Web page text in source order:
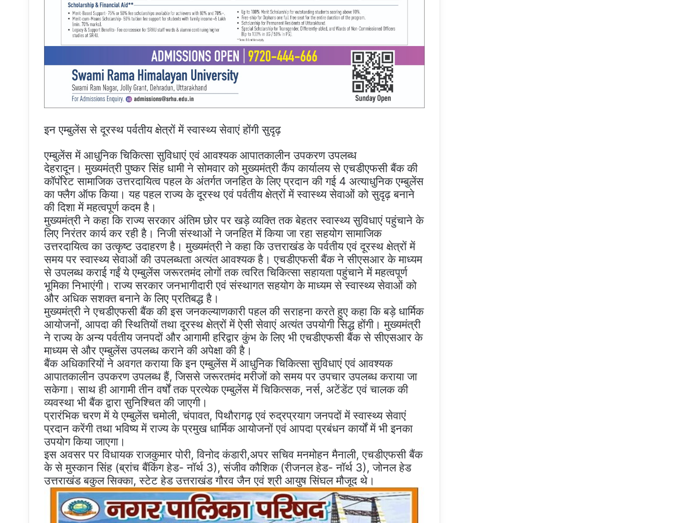
इन एम्बुलेंस से दूरस्थ पर्वतीय क्षेत्रों में स्वास्थ्य सेवाएं होंगी सुदृढ़
एम्बुलेंस में आधुनिक चिकित्सा सुविधाएं एवं आवश्यक आपातकालीन उपकरण उपलब्ध
देहरादून। मुख्यमंत्री पुष्कर सिंह धामी ने सोमवार को मुख्यमंत्री कैंप कार्यालय से एचडीएफसी बैंक की
कॉर्पाेरेट सामाजिक उत्तरदायित्व पहल के अंतर्गत जनहित के लिए प्रदान की गई 4 अत्याधुनिक एम्बुलेंस
का फ्लैग ऑफ किया। यह पहल राज्य के दूरस्थ एवं पर्वतीय क्षेत्रों में स्वास्थ्य सेवाओं को सुदृढ़ बनाने
की दिशा में महत्वपूर्ण कदम है।
मुख्यमंत्री ने कहा कि राज्य सरकार अंतिम छोर पर खड़े व्यक्ति तक बेहतर स्वास्थ्य सुविधाएं पहुंचाने के
लिए निरंतर कार्य कर रही है। निजी संस्थाओं ने जनहित में किया जा रहा सहयोग सामाजिक
उत्तरदायित्व का उत्कृष्ट उदाहरण है। मुख्यमंत्री ने कहा कि उत्तराखंड के पर्वतीय एवं दूरस्थ क्षेत्रों में
समय पर स्वास्थ्य सेवाओं की उपलब्धता अत्यंत आवश्यक है। एचडीएफसी बैंक ने सीएसआर के माध्यम
से उपलब्ध कराई गईं ये एम्बुलेंस जरूरतमंद लोगों तक त्वरित चिकित्सा सहायता पहुंचाने में महत्वपूर्ण
भूमिका निभाएंगी। राज्य सरकार जनभागीदारी एवं संस्थागत सहयोग के माध्यम से स्वास्थ्य सेवाओं को
और अधिक सशक्त बनाने के लिए प्रतिबद्ध है।
मुख्यमंत्री ने एचडीएफसी बैंक की इस जनकल्याणकारी पहल की सराहना करते हुए कहा कि बड़े धार्मिक
आयोजनों, आपदा की स्थितियों तथा दूरस्थ क्षेत्रों में ऐसी सेवाएं अत्यंत उपयोगी सिद्ध होंगी। मुख्यमंत्री
ने राज्य के अन्य पर्वतीय जनपदों और आगामी हरिद्वार कुंभ के लिए भी एचडीएफसी बैंक से सीएसआर के
माध्यम से और एम्बुलेंस उपलब्ध कराने की अपेक्षा की है।
बैंक अधिकारियों ने अवगत कराया कि इन एम्बुलेंस में आधुनिक चिकित्सा सुविधाएं एवं आवश्यक
आपातकालीन उपकरण उपलब्ध हैं, जिससे जरूरतमंद मरीजों को समय पर उपचार उपलब्ध कराया जा
सकेगा। साथ ही आगामी तीन वर्षों तक प्रत्येक एम्बुलेंस में चिकित्सक, नर्स, अटेंडेंट एवं चालक की
व्यवस्था भी बैंक द्वारा सुनिश्चित की जाएगी।
प्रारंभिक चरण में ये एम्बुलेंस चमोली, चंपावत, पिथौरागढ़ एवं रुद्रप्रयाग जनपदों में स्वास्थ्य सेवाएं
प्रदान करेंगी तथा भविष्य में राज्य के प्रमुख धार्मिक आयोजनों एवं आपदा प्रबंधन कार्यों में भी इनका
उपयोग किया जाएगा।
इस अवसर पर विधायक राजकुमार पोरी, विनोद कंडारी,अपर सचिव मनमोहन मैनाली, एचडीएफसी बैंक
के से मुस्कान सिंह (ब्रांच बैंकिंग हेड- नॉर्थ 3), संजीव कौशिक (रीजनल हेड- नॉर्थ 3), जोनल हेड
उत्तराखंड बकुल सिक्का, स्टेट हेड उत्तराखंड गौरव जैन एवं श्री आयुष सिंघल मौजूद थे।